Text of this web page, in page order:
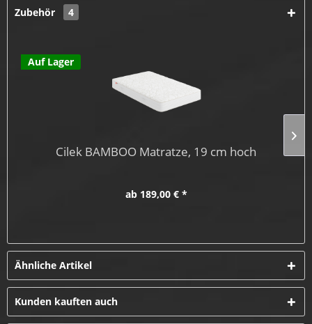
Zubehör 4
Auf Lager
Cilek BAMBOO Matratze, 19 cm hoch
ab 189,00 € *
Ähnliche Artikel
Kunden kauften auch